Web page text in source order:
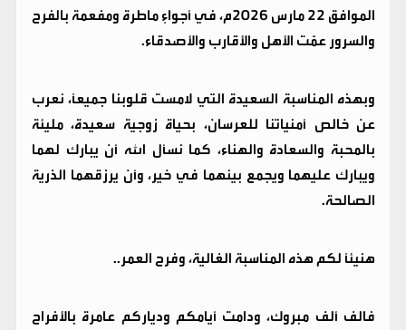
الموافق 22 مارس 2026م، في أجواءٍ ماطرة ومفعمة بالفرح
والسرور عمّت الأهل والأقارب والأصدقاء.
وبهذه المناسبة السعيدة التي لامست قلوبنا جميعًا، نعرب
عن خالص أمنياتنا للعرسان، بحياة زوجية سعيدة، مليئة
بالمحبة والسعادة والهناء، كما نسأل الله أن يبارك لهما
ويبارك عليهما ويجمع بينهما في خير، وأن يرزقهما الذرية
الصالحة.
هنيئًا لكم هذه المناسبة الغالية، وفرح العمر..
فالف ألف مبروك، ودامت أيامكم ودياركم عامرة بالأفراح